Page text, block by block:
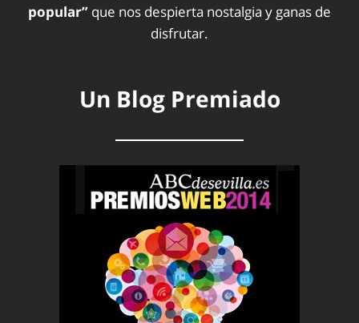
popular” que nos despierta nostalgia y ganas de
disfrutar.
Un Blog Premiado